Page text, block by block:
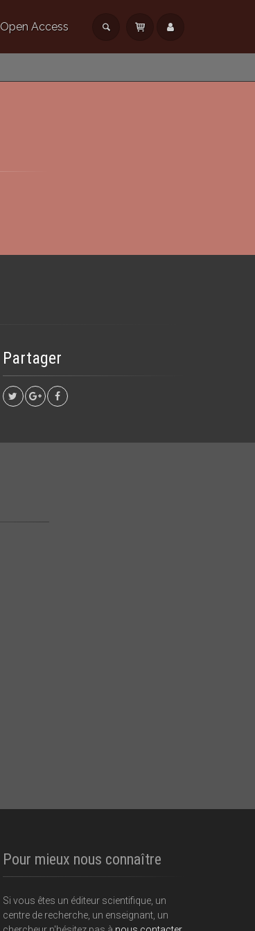
Open Access
Partager
Pour mieux nous connaître
Si vous êtes un éditeur scientifique, un
centre de recherche, un enseignant, un